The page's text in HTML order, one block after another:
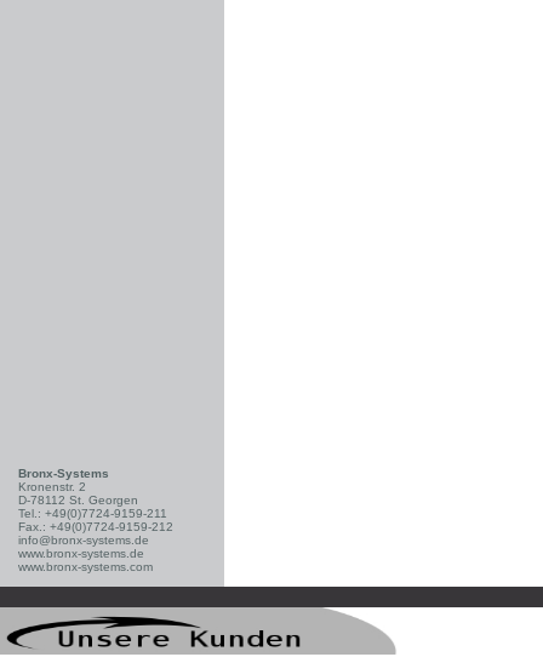
Bronx-Systems
Kronenstr. 2
D-78112 St. Georgen
Tel.: +49(0)7724-9159-211
Fax.: +49(0)7724-9159-212
info@bronx-systems.de
www.bronx-systems.de
www.bronx-systems.com